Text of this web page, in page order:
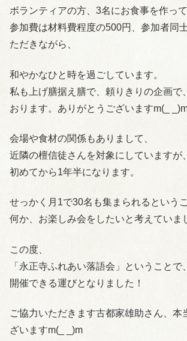
ボランティアの方、3名にお食事を作って
参加費は材料費程度の500円、参加者同
ただきながら、
和やかなひと時を過ごしています。
私も上げ膳据え膳で、頼りきりの企画で
おります。ありがとうございますm(_
会場や食材の関係もありまして、
近隣の檀信徒さんを対象にしていますが、
初めてから1年半になります。
せっかく月1で30名も集まられるというこ
何か、お楽しみ会をしたいと考えていま
この度、
「永正寺ふれあい落語会」ということで、
開催できる運びとなりました！
ご協力いただきます古都家雄助さん、本
ざいますm(_ _)m